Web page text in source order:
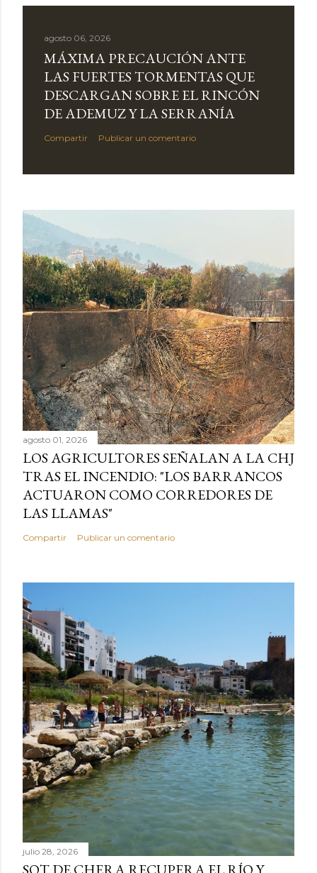
agosto 06, 2026
MÁXIMA PRECAUCIÓN ANTE
LAS FUERTES TORMENTAS QUE
DESCARGAN SOBRE EL RINCÓN
DE ADEMUZ Y LA SERRANÍA
Compartir Publicar un comentario
agosto 01, 2026
LOS AGRICULTORES SEÑALAN A LA CHJ
TRAS EL INCENDIO: "LOS BARRANCOS
ACTUARON COMO CORREDORES DE
LAS LLAMAS"
Compartir Publicar un comentario
julio 28, 2026